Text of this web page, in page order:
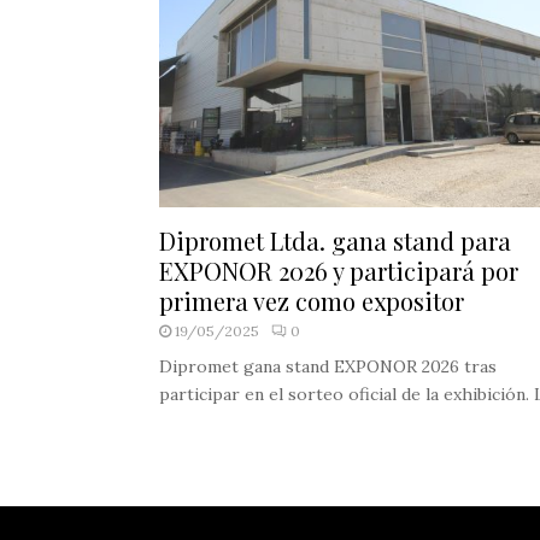
Dipromet Ltda. gana stand para
EXPONOR 2026 y participará por
primera vez como expositor
19/05/2025 0
Dipromet gana stand EXPONOR 2026 tras
participar en el sorteo oficial de la exhibición.